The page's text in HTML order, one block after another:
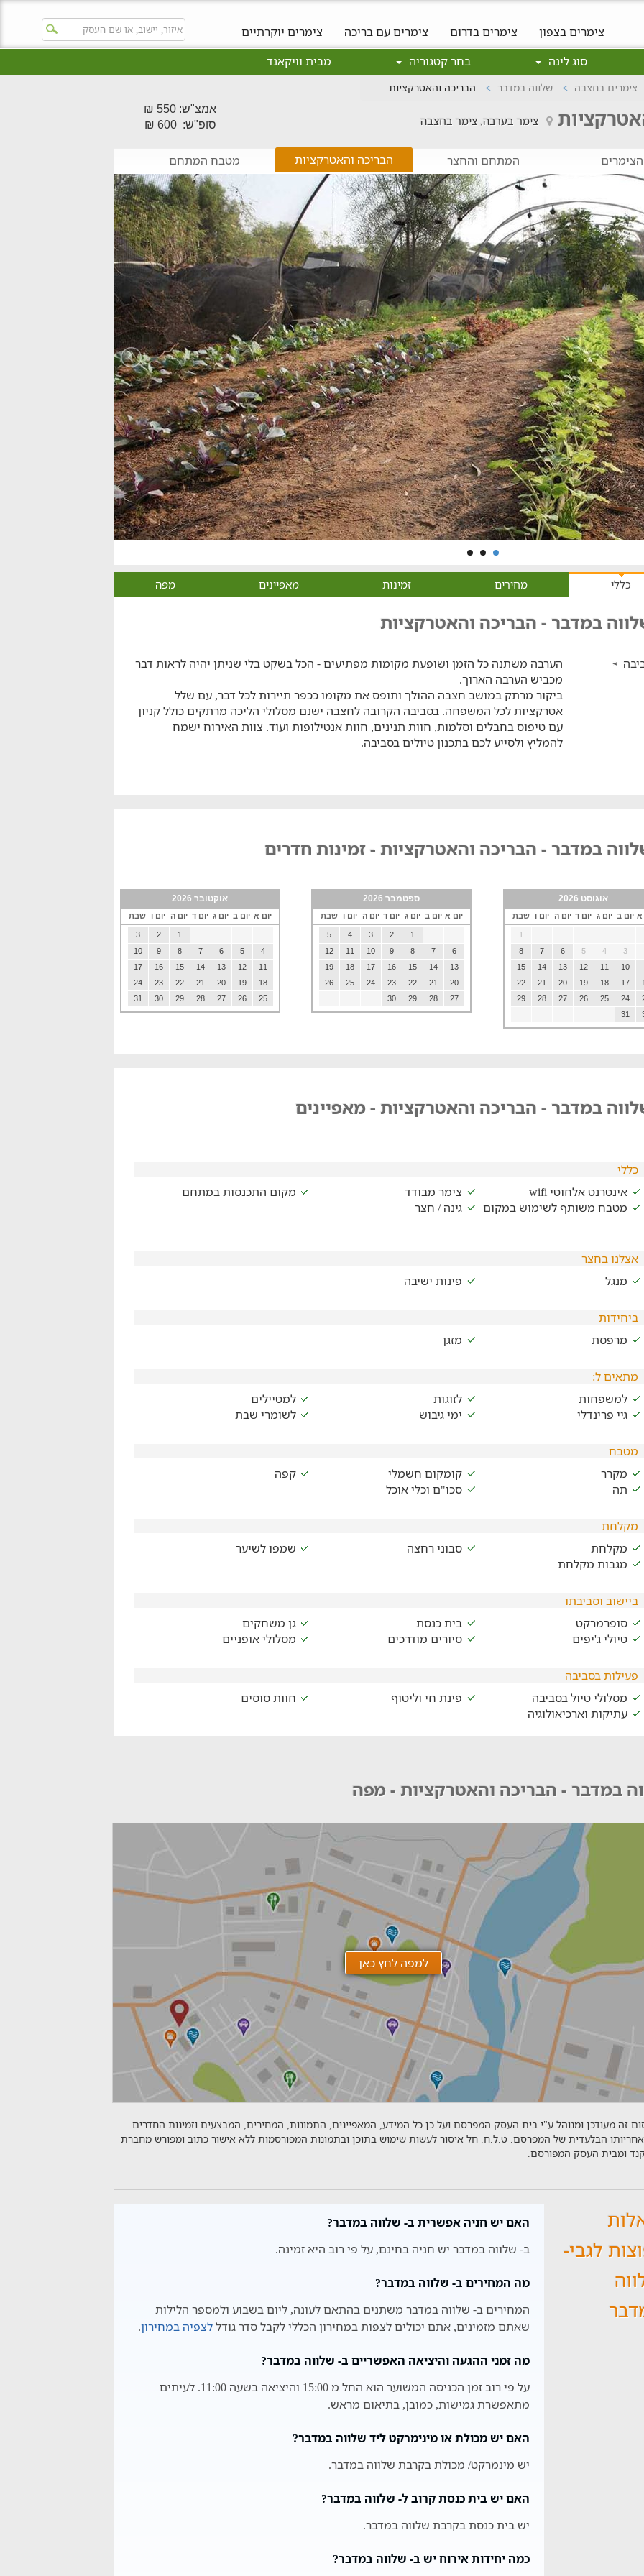
צימרים בצפון צימרים בדרום צימרים עם בריכה
צימרים יוקרתיים
סוג לינה
בחר קטגוריה מבית וויקאנד
צימרים בחצבה שלווה במדבר הבריכה והאטרקציות
צימר בערבה, צימר בחצבה
אמצ"ש: 550 ₪
סופ"ש: 600 ₪
הצימרים המתחם והחצר הבריכה והאטרקציות מטבח המתחם
כללי מחירים זמינות מאפיינים מפה
במדבר - הבריכה והאטרקציות
הערבה משתנה כל הזמן ושופעת מקומות מפתיעים - הכל בשקט בלי שניתן יהיה לראות דבר
מכביש הערבה הארוך.
ביקור מרתק במושב חצבה ההולך ותופס את מקומו ככפר תיירות לכל דבר, עם שלל
אטרקציות לכל המשפחה. בסביבה הקרובה לחצבה ישנם מסלולי הליכה מרתקים כולל קניון
עם טיפוס בחבלים וסלמות, חוות תנינים, חוות אנטילופות ועוד. צוות האירוח ישמח
להמליץ ולסייע לכם בתכנון טיולים בסביבה.
במדבר - הבריכה והאטרקציות - זמינות חדרים
אוגוסט 2026
א יום ב יום ג יום ד יום ה יום ו שבת
1
3
4
5
6
7
8
10
11
12
13
14
15
17
18
19
20
21
22
24
25
26
27
28
29
31
ספטמבר 2026
יום א יום ב יום ג יום ד יום ה יום ו שבת
1
2
3
4
5
6
7
8
9
10
11
12
13
14
15
16
17
18
19
20
21
22
23
24
25
26
27
28
29
30
אוקטובר 2026
יום א יום ב יום ג יום ד יום ה יום ו שבת
1
2
3
4
5
6
7
8
9
10
11
12
13
14
15
16
17
18
19
20
21
22
23
24
25
26
27
28
29
30
31
במדבר - הבריכה והאטרקציות - מאפיינים
כללי
אינטרנט אלחוטי wifi
צימר מבודד
מקום התכנסות במתחם
מטבח משותף לשימוש במקום
גינה / חצר
אצלנו בחצר
מנגל
פינות ישיבה
ביחידות
מרפסת
מזגן
מתאים ל:
למשפחות
לזוגות
למטיילים
גיי פרינדלי
ימי גיבוש לשומרי שבת
מטבח
מקרר
קומקום חשמלי
קפה
תה
סכו"ם וכלי אוכל
מקלחת
מקלחת
סבוני רחצה
שמפו לשיער
מגבות מקלחת
ביישוב וסביבתו
סופרמרקט
בית כנסת
גן משחקים
טיולי ג'יפים
סיורים מודרכים מסלולי אופניים
פעילות בסביבה
מסלולי טיול בסביבה
פינת חי וליטוף
חוות סוסים
עתיקות וארכיאולוגיה
במדבר - הבריכה והאטרקציות - מפה
זה מעודכן ומנוהל ע"י בית העסק המפרסם ועל כן כל המידע, המאפיינים, התמונות, המחירים, המבצעים וזמינות החדרים
הבלעדית של המפרסם. ט.ל.ח. חל איסור לעשות שימוש בתוכן ובתמונות המפורסמות ללא אישור כתוב ומפורש מחברת
ומבית העסק המפורסם.
לגבי-
האם יש חניה אפשרית ב- שלווה במדבר?
ב- שלווה במדבר יש חניה בחינם, על פי רוב היא זמינה.
מה המחירים ב- שלווה במדבר?
המחירים ב- שלווה במדבר משתנים בהתאם לעונה, ליום בשבוע ולמספר הלילות
שאתם מזמינים, אתם יכולים לצפות במחירון הכללי לקבל סדר גודללצפיה במחירון.
מה זמני ההגעה והיציאה האפשריים ב- שלווה במדבר?
על פי רוב זמן הכניסה המשוער הוא החל מ 15:00 והיציאה בשעה 11:00. לעיתים
מתאפשרת גמישות, כמובן, בתיאום מראש.
האם יש מכולת או מינימרקט ליד שלווה במדבר?
יש מינמרקט/ מכולת בקרבת שלווה במדבר.
האם יש בית כנסת קרוב ל- שלווה במדבר?
יש בית כנסת בקרבת שלווה במדבר.
כמה יחידות אירוח יש ב- שלווה במדבר?